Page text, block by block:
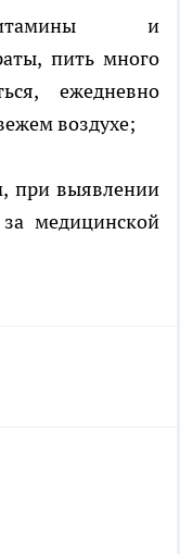
и
пить много
ежедневно
воздухе;
при выявлении
медицинской